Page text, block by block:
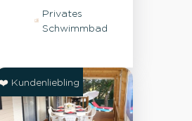
Privates
Schwimmbad
Kundenliebling